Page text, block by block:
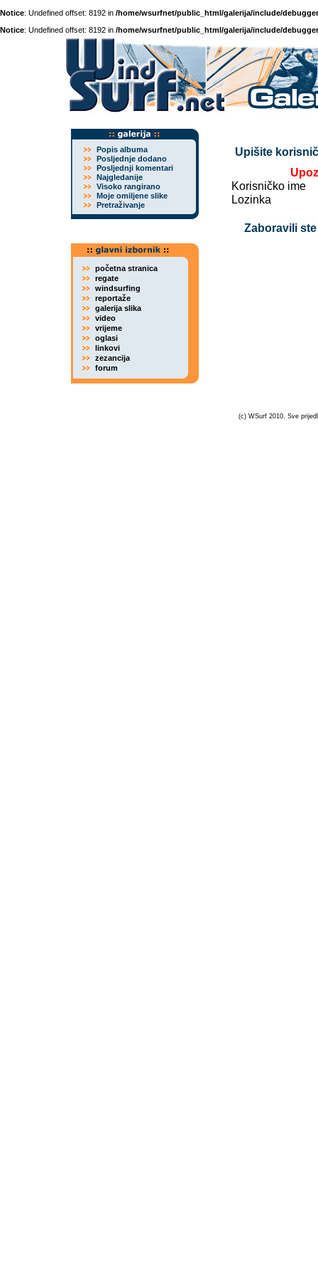
Notice: Undefined offset: 8192 in /home/wsurfnet/public_html/galerija/include/
Notice: Undefined offset: 8192 in /home/wsurfnet/public_html/galerija/include/
Popis albuma
Posljednje dodano
Posljednji komentari
Najgledanije
Visoko rangirano
Moje omiljene slike
Pretraživanje
početna stranica
regate
windsurfing
reportaže
galerija slika
video
vrijeme
oglasi
linkovi
zezancija
forum
Upišite
Korisničko ime
Lozinka
Zaboravili
(c) WSurf 2010. Sve